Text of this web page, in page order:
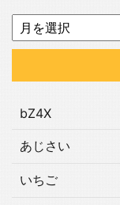
bZ4X
あじさい
いちご